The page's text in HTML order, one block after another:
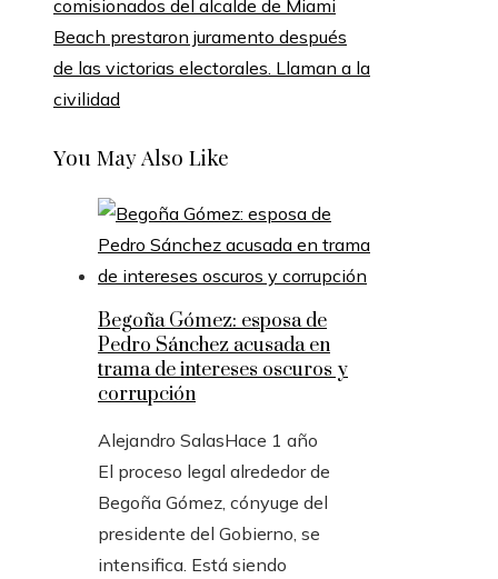
comisionados del alcalde de Miami
Beach prestaron juramento después
de las victorias electorales. Llaman a la
civilidad
You May Also Like
Begoña Gómez: esposa de
Pedro Sánchez acusada en
trama de intereses oscuros y
corrupción
Alejandro SalasHace 1 año
El proceso legal alrededor de
Begoña Gómez, cónyuge del
presidente del Gobierno, se
intensifica. Está siendo